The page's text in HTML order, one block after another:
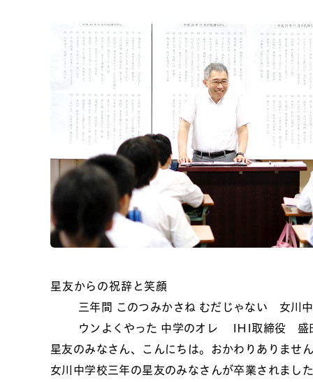
星友からの祝辞と笑顔
三年間 このつみかさね むだじゃない
女川
ウンよくやった 中学のオレ
IHI取締役 盛
星友のみなさん、こんにちは。おかわりありませ
女川中学校三年の星友のみなさんが卒業されまし